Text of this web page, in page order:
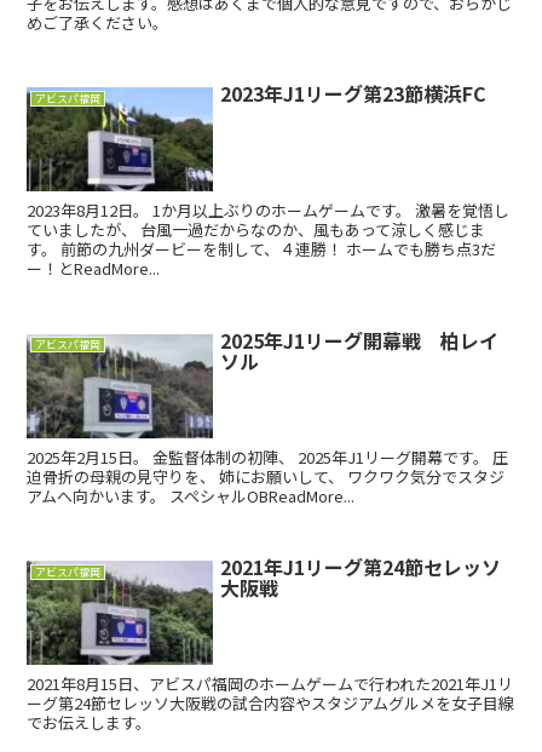
めご了承ください。
アビスパ福岡 2023年J1リーグ第23節横浜FC
2023年8月12日。 1か月以上ぶりのホームゲームです。 激暑を覚悟し
ていましたが、 台風一過だからなのか、風もあって涼しく感じま
す。 前節の九州ダービーを制して、４連勝！ ホームでも勝ち点3だ
ー！とReadMore...
アビスパ福岡 2025年J1リーグ開幕戦 柏レイ
ソル
2025年2月15日。 金監督体制の初陣、 2025年J1リーグ開幕です。 圧
迫骨折の母親の見守りを、 姉にお願いして、 ワクワク気分でスタジ
アムへ向かいます。 スペシャルOBReadMore...
アビスパ福岡 2021年J1リーグ第24節セレッソ
大阪戦
2021年8月15日、アビスパ福岡のホームゲームで行われた2021年J1リ
ーグ第24節セレッソ大阪戦の試合内容やスタジアムグルメを女子目線
でお伝えします。